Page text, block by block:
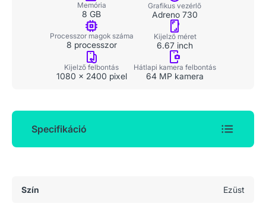
Memória
8 GB
Grafikus vezérlő
Adreno 730
Processzor magok száma
8 processzor
Kijelző méret
6.67 inch
Kijelző felbontás
1080 x 2400 pixel
Hátlapi kamera felbontás
64 MP kamera
Specifikáció
Szín Ezüst